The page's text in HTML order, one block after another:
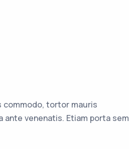
tortor mauris
venenatis. Etiam porta sem